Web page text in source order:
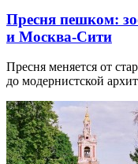
Пресня пешком:
и Москва-Сити
Пресня меняется от
до модернистской